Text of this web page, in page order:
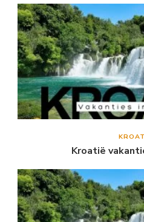
Kroatië